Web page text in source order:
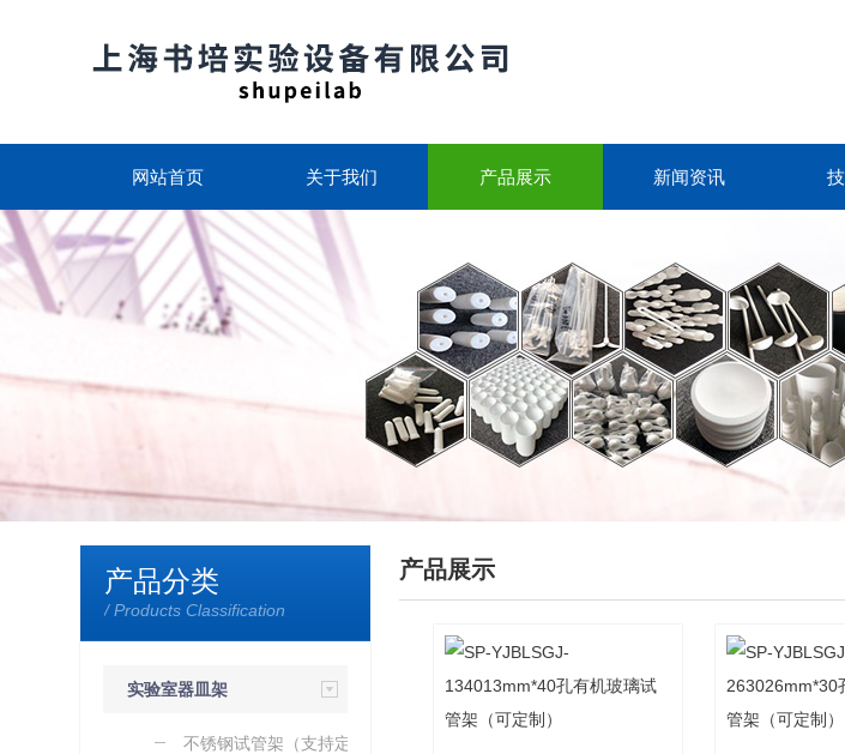
网站首页 关于我们 产品展示 新闻资讯
产品分类
/ Products Classification
实验室器皿架
（加工定制）不锈钢试管架（支持定
产品展示